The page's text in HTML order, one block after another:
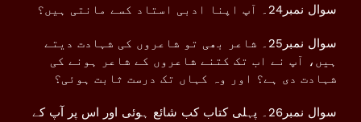
سوال نمبر24۔ آپ اپنا ادبی استاد کسے مانتی ہیں؟
سوال نمبر25۔ شاعر بھی تو شاعروں کی شہادت دیتے
ہیں، آپ نے اب تک کتنے شاعروں کے شاعر ہونے کی
شہادت دی ہے؟ اور وہ کہاں تک درست ثابت ہوئی؟
سوال نمبر26۔ پہلی کتاب کب شائع ہوئی اور اس پر آپ کے